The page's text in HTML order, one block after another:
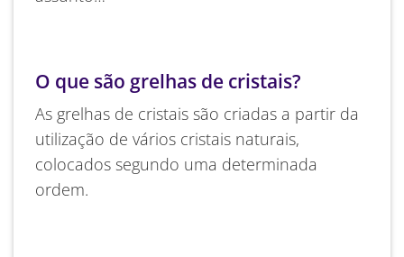
O que são grelhas de cristais?
As grelhas de cristais são criadas a partir da
utilização de vários cristais naturais,
colocados segundo uma determinada
ordem.